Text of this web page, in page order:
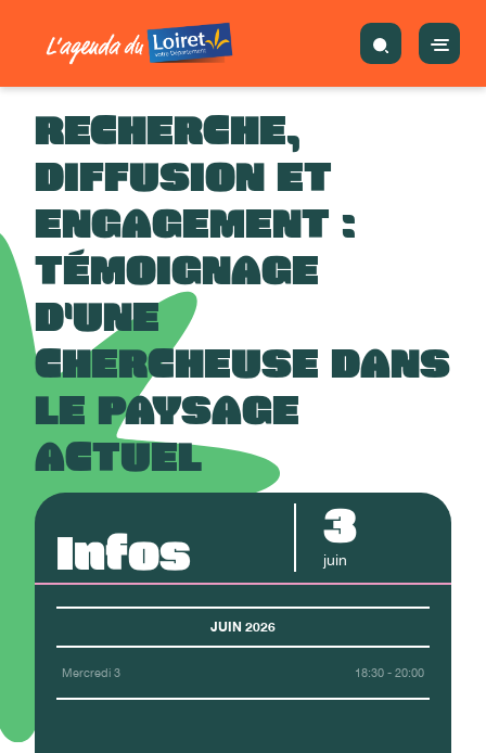
RECHERCHE,
DIFFUSION ET
ENGAGEMENT :
TÉMOIGNAGE
D'UNE
CHERCHEUSE DANS
LE PAYSAGE
ACTUEL
Infos 3
juin
JUIN 2026
Mercredi 3 18:30 - 20:00